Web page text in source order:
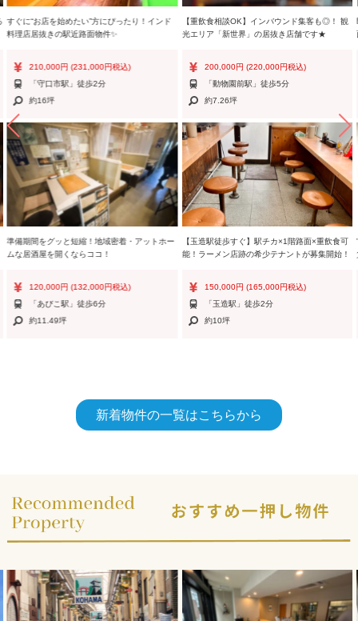
すぐに“お店を始めたい”方にぴったり！インド
料理店居抜きの駅近路面物件✨
210,000円(231,000円税込)
「守口市駅」徒歩2分
約16坪
準備期間をグッと短縮！地域密着・アットホー
ムな居酒屋を開くならココ！
120,000円(132,000円税込)
「あびこ駅」徒歩6分
約11.49坪
【重飲食相談OK】インバウンド集客も◎！ 観
光エリア「新世界」の居抜き店舗です★
200,000円 (220,000円税込)
「動物園前駅」徒歩5分
約7.26坪
【玉造駅徒歩すぐ】駅チカ×1階路面×重飲食可
能！ラーメン店跡の希少テナントが募集開始！
150,000円 (165,000円税込)
「玉造駅」徒歩2分
約10坪
新着物件の一覧はこちらから